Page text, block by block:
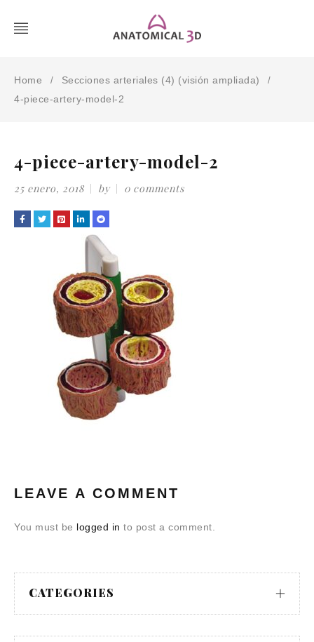
Home / Secciones arteriales (4) (visión ampliada) /
4-piece-artery-model-2
4-piece-artery-model-2
25 enero, 2018 by 0 comments
LEAVE A COMMENT
You must be logged in to post a comment.
CATEGORIES